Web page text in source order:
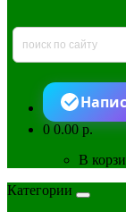
00.00 р.
В
Категории